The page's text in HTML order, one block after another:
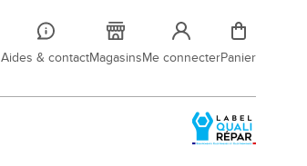
Aides & contactMagasinsMe connecterPanier